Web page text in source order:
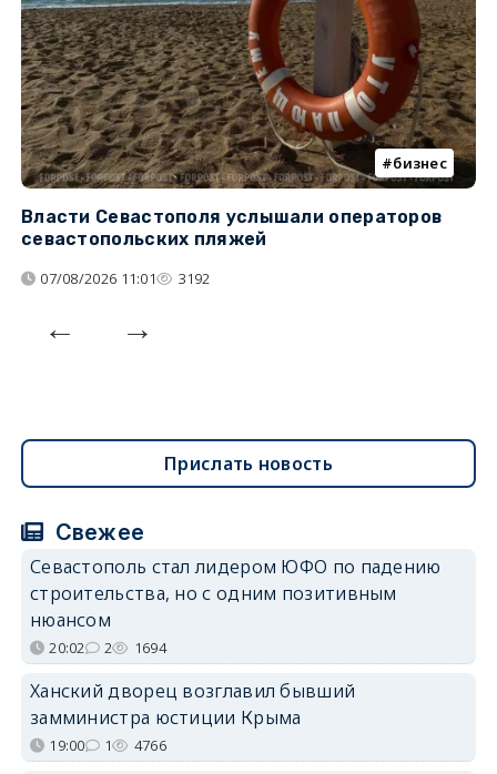
бизнес
Власти Севастополя услышали операторов
севастопольских пляжей
07/08/2026 11:01 3192
Прислать новость
Свежее
Севастополь стал лидером ЮФО по падению
строительства, но с одним позитивным
нюансом
20:02 2 1694
Ханский дворец возглавил бывший
замминистра юстиции Крыма
19:00 1 4766